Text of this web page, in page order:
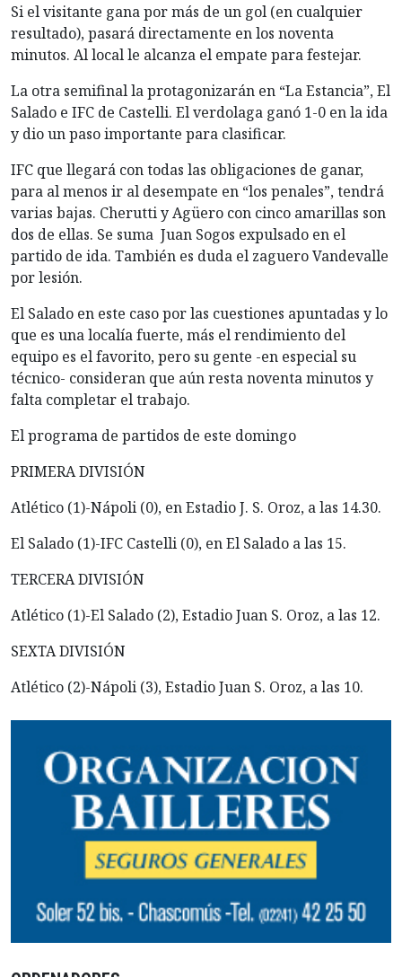
Si el visitante gana por más de un gol (en cualquier
resultado), pasará directamente en los noventa
minutos. Al local le alcanza el empate para festejar.
La otra semifinal la protagonizarán en “La Estancia”, El
Salado e IFC de Castelli. El verdolaga ganó 1-0 en la ida
y dio un paso importante para clasificar.
IFC que llegará con todas las obligaciones de ganar,
para al menos ir al desempate en “los penales”, tendrá
varias bajas. Cherutti y Agüero con cinco amarillas son
dos de ellas. Se suma Juan Sogos expulsado en el
partido de ida. También es duda el zaguero Vandevalle
por lesión.
El Salado en este caso por las cuestiones apuntadas y lo
que es una localía fuerte, más el rendimiento del
equipo es el favorito, pero su gente -en especial su
técnico- consideran que aún resta noventa minutos y
falta completar el trabajo.
El programa de partidos de este domingo
PRIMERA DIVISIÓN
Atlético (1)-Nápoli (0), en Estadio J. S. Oroz, a las 14.30.
El Salado (1)-IFC Castelli (0), en El Salado a las 15.
TERCERA DIVISIÓN
Atlético (1)-El Salado (2), Estadio Juan S. Oroz, a las 12.
SEXTA DIVISIÓN
Atlético (2)-Nápoli (3), Estadio Juan S. Oroz, a las 10.